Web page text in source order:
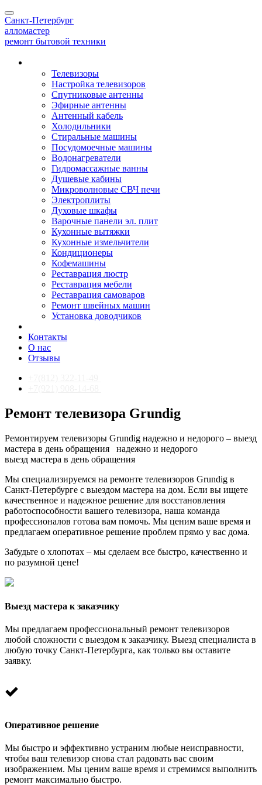
Toggle
navigation
Санкт-Петербург
алломастер
ремонт бытовой техники
Телевизоры
Настройка телевизоров
Спутниковые антенны
Эфирные антенны
Антенный кабель
Холодильники
Стиральные машины
Посудомоечные машины
Водонагреватели
Гидромассажные ванны
Душевые кабины
Микроволновые СВЧ печи
Электроплиты
Духовые шкафы
Варочные панели эл. плит
Кухонные вытяжки
Кухонные измельчители
Кондиционеры
Кофемашины
Реставрация люстр
Реставрация мебели
Реставрация самоваров
Ремонт швейных машин
Установка доводчиков
Контакты
О нас
Отзывы
Ремонт телевизора Grundig
Ремонтируем телевизоры Grundig надежно и недорого – выезд
мастера в день обращения
надежно и недорого
выезд мастера в день обращения
Мы специализируемся на ремонте телевизоров Grundig в
Санкт-Петербурге с выездом мастера на дом. Если вы ищете
качественное и надежное решение для восстановления
работоспособности вашего телевизора, наша команда
профессионалов готова вам помочь. Мы ценим ваше время и
предлагаем оперативное решение проблем прямо у вас дома.
Забудьте о хлопотах – мы сделаем все быстро, качественно и
по разумной цене!
Выезд мастера к заказчику
Мы предлагаем профессиональный ремонт телевизоров
любой сложности с выездом к заказчику. Выезд специалиста в
любую точку Санкт-Петербурга, как только вы оставите
заявку.
Оперативное решение
Мы быстро и эффективно устраним любые неисправности,
чтобы ваш телевизор снова стал радовать вас своим
изображением. Мы ценим ваше время и стремимся выполнить
ремонт максимально быстро.